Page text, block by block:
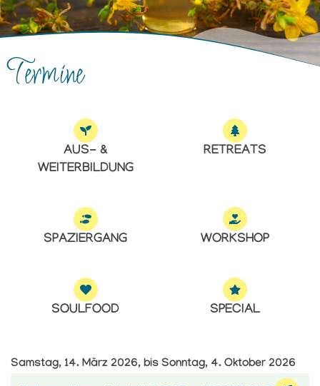
Termine
AUS- &
WEITERBILDUNG
RETREATS
SPAZIERGANG WORKSHOP
SOULFOOD SPECIAL
Samstag, 14. März 2026, bis Sonntag, 4. Oktober 2026